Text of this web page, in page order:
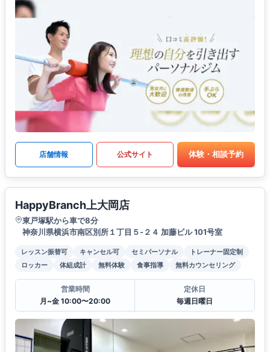
店舗情報 公式サイト 体験・相談予約
HappyBranch上大岡店
東戸塚駅から車で8分
神奈川県横浜市南区別所１丁目５-２４ 加藤ビル 101号室
レッスン振替可 キャンセル可 セミパーソナル
トレーナー固定制
ロッカー
体組成計 無料体験 食事指導 無料カウンセリング
営業時間
月~金 10:00〜20:00
定休日
毎週日曜日